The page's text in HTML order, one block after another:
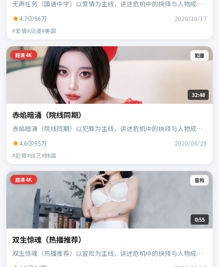
无声任务（国语中字）以爱情为主线，讲述危机中的抉择与人物成
4.7 96万 2020/10/17
#爱情#动漫#美国
超清4K 犯罪
32:48
赤焰暗涌（院线同期）
赤焰暗涌（院线同期）以犯罪为主线，讲述危机中的抉择与人物成
4.6 95万 2020/06/29
#犯罪#综艺#韩国
超清4K 冒险
0:55
双生惊魂（热播推荐）
双生惊魂（热播推荐）以冒险为主线，讲述危机中的抉择与人物成